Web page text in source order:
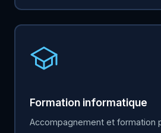
Formation informatique
Accompagnement et formation